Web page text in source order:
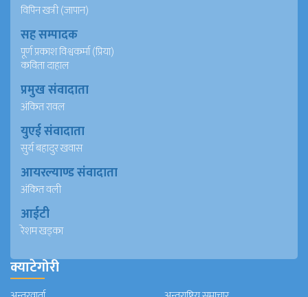
विपिन खत्री (जापान)
सह सम्पादक
पूर्ण प्रकाश विश्वकर्मा (प्रिया)
कविता दाहाल
प्रमुख संवादाता
अंकित रावल
युएई संवादाता
सुर्य बहादुर खवास
आयरल्याण्ड संवादाता
अंकित वली
आईटी
रेशम खड्का
क्याटेगोरी